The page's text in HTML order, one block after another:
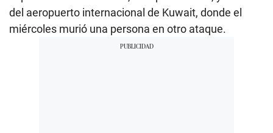
del aeropuerto internacional de Kuwait, donde el
miércoles murió una persona en otro ataque.